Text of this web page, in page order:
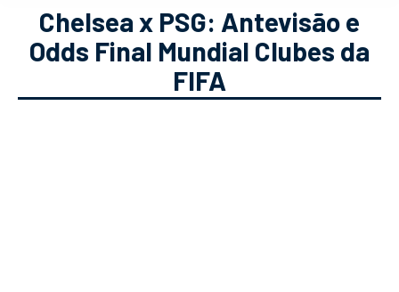
Chelsea x PSG: Antevisão e
Odds Final Mundial Clubes da
FIFA